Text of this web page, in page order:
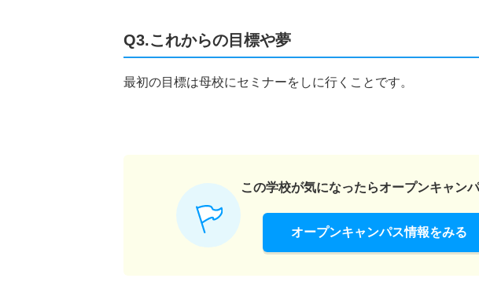
Q3.これからの目標や夢
最初の目標は母校にセミナーをしに行くことです。
この学校が気になったらオープンキャン
オープンキャンパス情報をみる